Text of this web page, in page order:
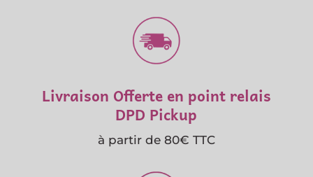
Livraison Offerte en point relais
DPD Pickup
à partir de 80€ TTC